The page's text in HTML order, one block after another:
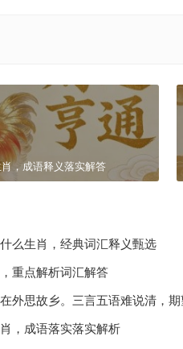
，成语释义落实解答
么生肖，经典词汇释义甄选
重点解析词汇解答
外思故乡。三言五语难说清，
，成语落实落实解析